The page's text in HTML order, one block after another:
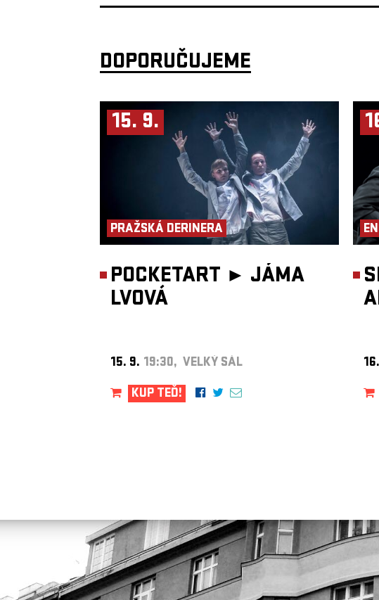
DOPORUČUJEME
15. 9.
PRAŽSKÁ DERINERA
POCKETART ► JÁMA
LVOVÁ
15. 9. 19:30, VELKÝ SÁL
KUP TEĎ!